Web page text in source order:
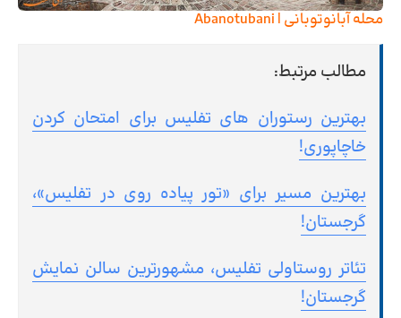
محله آبانوتوبانی | Abanotubani
مطالب مرتبط:
بهترین رستوران های تفلیس برای امتحان کردن
خاچاپوری!
بهترین مسیر برای «تور پیاده روی در تفلیس»،
گرجستان!
تئاتر روستاولی تفلیس، مشهورترین سالن نمایش
گرجستان!